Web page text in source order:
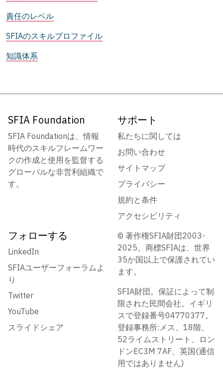
責任のレベル
SFIAのスキルプロファイル
知識体系
SFIA Foundation
SFIA Foundationは、情報
時代のスキルフレームワー
クの作成と使用を監督する
グローバルな非営利組織で
す。
サポート
私たちに関しては
お問い合わせ
サイトマップ
プライバシー
規約と条件
アクセシビリティ
フォローする
LinkedIn
SFIAユーザーフォーラムよ
り
Twitter
YouTube
スライドシェア
© 著作権SFIA財団2003-
2025。商標SFIAは、世界
35か国以上で保護されてい
ます。
SFIA財団。保証によって制
限された民間会社。イギリ
スで登録番号04770377。
登録事務所:メス、18階、
52ライムストリート、ロン
ドンEC3M 7AF、英国(通信
用ではありません)